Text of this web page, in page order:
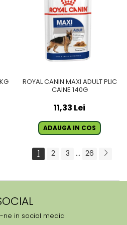
ROYAL CANIN MAXI ADULT PLIC
CAINE 140G
11,33 Lei
ADAUGA IN COS
1 2 3 ... 26
ne in social media